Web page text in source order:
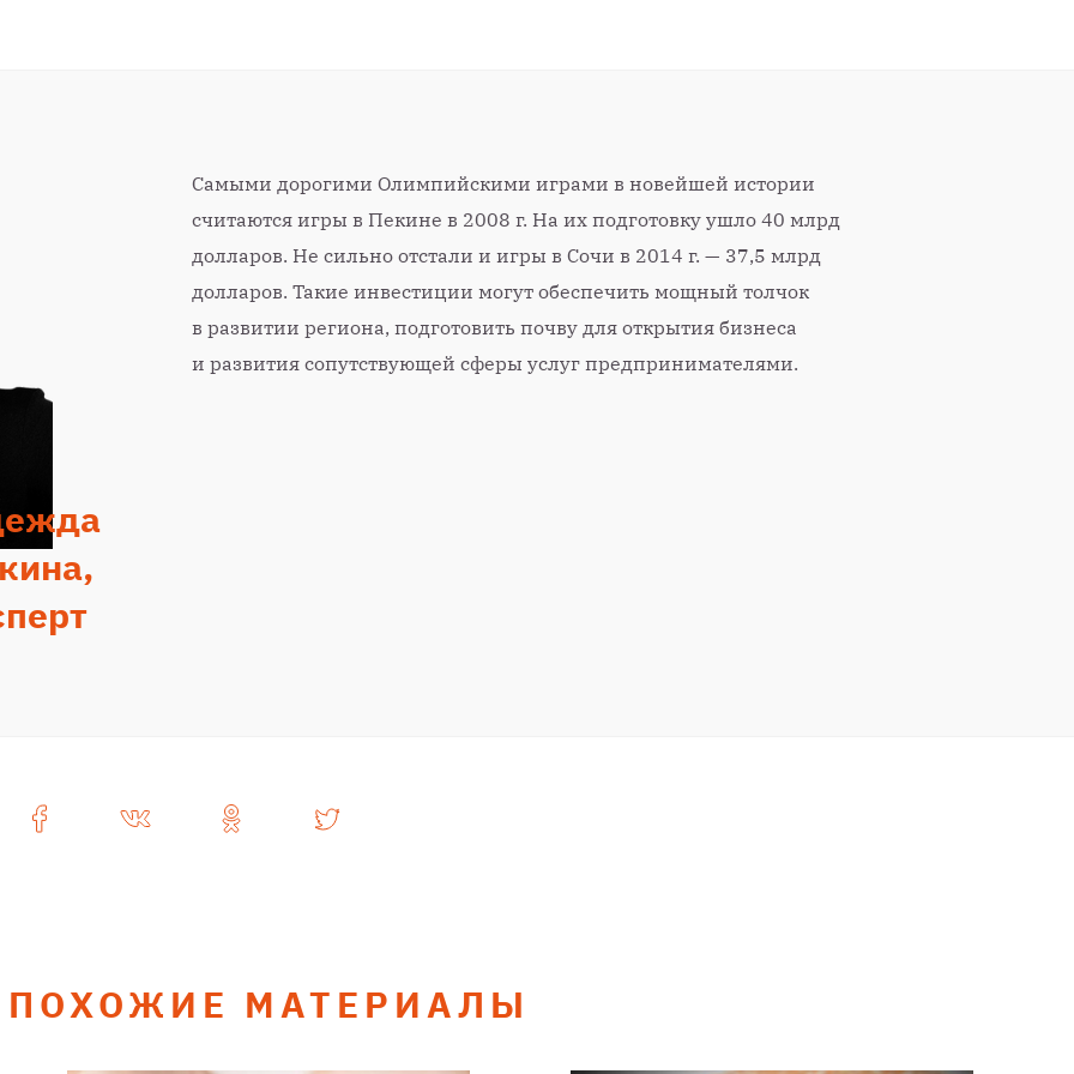
Самыми дорогими Олимпийскими играми в новейшей истории
считаются игры в Пекине в 2008 г. На их подготовку ушло 40 млрд
долларов. Не сильно отстали и игры в Сочи в 2014 г. — 37,5 млрд
долларов. Такие инвестиции могут обеспечить мощный толчок
в развитии региона, подготовить почву для открытия бизнеса
и развития сопутствующей сферы услуг предпринимателями.
ПОХОЖИЕ МАТЕРИАЛЫ